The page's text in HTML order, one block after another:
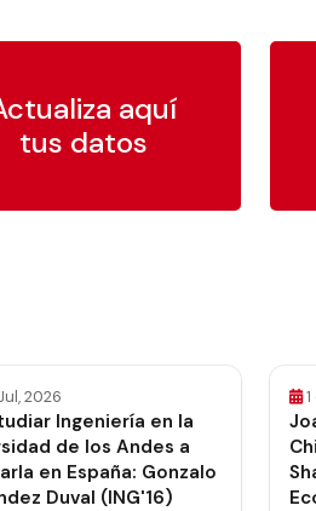
aquí
tus datos
2026
Ingeniería en la
de los Andes a
en España: Gonzalo
Duval (ING'16)